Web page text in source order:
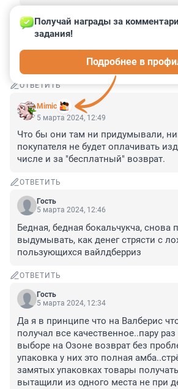
ОТВЕТИТЬ
Гость
Правильно, надо прижать всяких
ОТВЕТИТЬ
Mimic
Получай награды за
задания!
Подробнее в
5 марта 2024, 12:49
Что бы они там ни придумывали,
покупателя не будет оплачивать
числе и за "бесплатный" возврат.
ОТВЕТИТЬ
Гость
5 марта 2024, 12:46
Бедная, бедная бокальчукча, снова
выдумывать, как денег стрясти с
пользующихся вайлдберриз
ОТВЕТИТЬ
Гость
5 марта 2024, 12:34
Да я в принципе что на Валберис
получал все качественное..пару
выборе на Озоне возврат без
упаковка у них это полная
замятых упаковках товары
вытащили из одного места не при